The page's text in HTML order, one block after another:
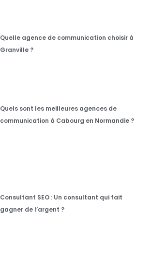
Quelle agence de communication choisir à
Granville ?
Quels sont les meilleures agences de
communication à Cabourg en Normandie ?
Consultant SEO : Un consultant qui fait
gagner de l’argent ?